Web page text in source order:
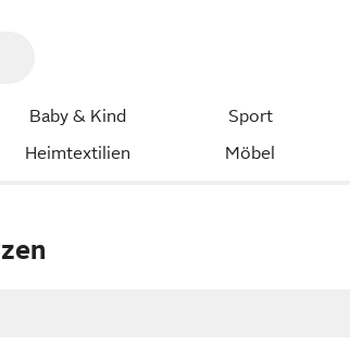
Baby & Kind Sport
Heimtextilien Möbel